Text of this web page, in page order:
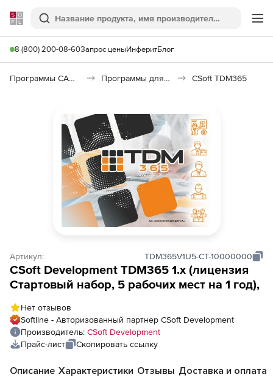
Softline
Поиск
8 (800) 200-08-60Запрос ценыИнферитБлог
Программы САПР и ГИС Программы для документооборота CSoft TDM365
Артикул: TDM365V1U5-CT-10000000
CSoft Development TDM365 1.х (лицензия
Стартовый набор, 5 рабочих мест на 1 год),
Нет отзывов
Softline - Авторизованный партнер CSoft Development
Производитель: CSoft Development
Прайс-лист
Скопировать ссылку
Описание Характеристики Отзывы Доставка и оплата